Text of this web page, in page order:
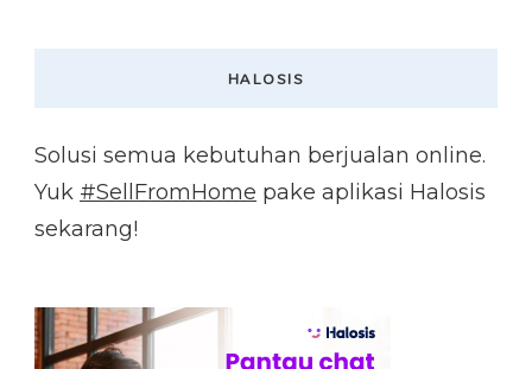
HALOSIS
Solusi semua kebutuhan berjualan online.
Yuk #SellFromHome pake aplikasi Halosis
sekarang!